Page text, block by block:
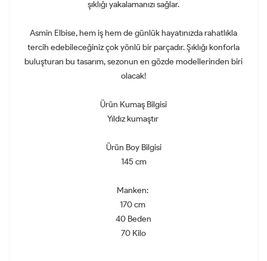
şıklığı yakalamanızı sağlar.
Asmin Elbise, hem iş hem de günlük hayatınızda rahatlıkla
tercih edebileceğiniz çok yönlü bir parçadır. Şıklığı konforla
buluşturan bu tasarım, sezonun en gözde modellerinden biri
olacak!
Ürün Kumaş Bilgisi
Yıldız kumaştır
Ürün Boy Bilgisi
145 cm
Manken:
170 cm
40 Beden
70 Kilo